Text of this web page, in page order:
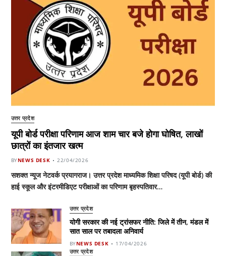
उत्तर प्रदेश
यूपी बोर्ड परीक्षा परिणाम आज शाम चार बजे होगा घोषित, लाखों
छात्रों का इंतजार खत्म
BYNEWS DESK 22/04/2026
सशक्त न्यूज नेटवर्क प्रयागराज। उत्तर प्रदेश माध्यमिक शिक्षा परिषद (यूपी बोर्ड) की
हाई स्कूल और इंटरमीडिएट परीक्षाओं का परिणाम बृहस्पतिवार…
उत्तर प्रदेश
योगी सरकार की नई ट्रांसफर नीति: जिले में तीन, मंडल में
सात साल पर तबादला अनिवार्य
BYNEWS DESK 17/04/2026
उत्तर प्रदेश